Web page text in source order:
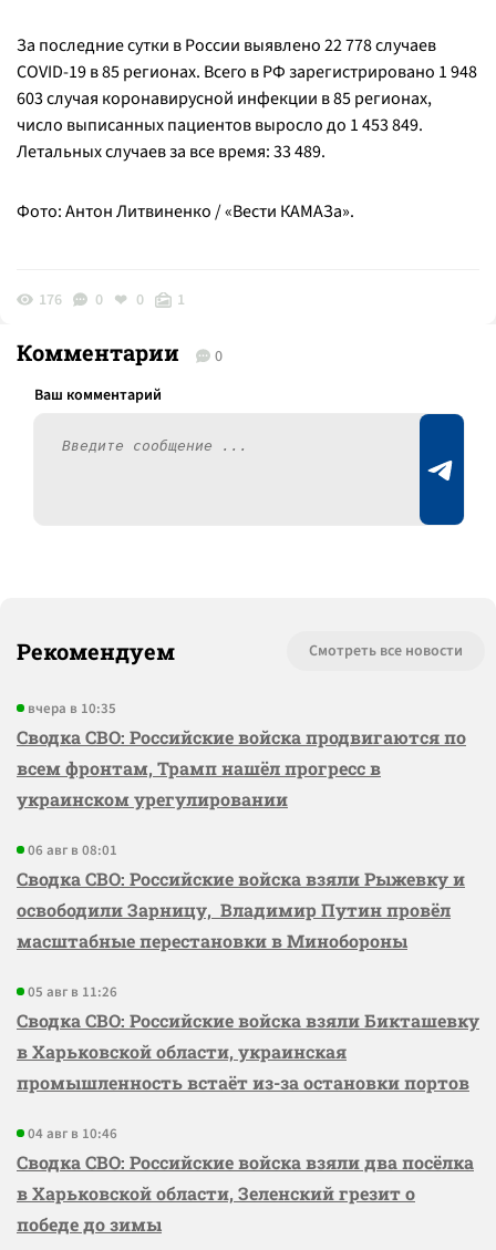
За последние сутки в России выявлено 22 778 случаев
COVID-19 в 85 регионах. Всего в РФ зарегистрировано 1 948
603 случая коронавирусной инфекции в 85 регионах,
число выписанных пациентов выросло до 1 453 849.
Летальных случаев за все время: 33 489.
Фото: Антон Литвиненко / «Вести КАМАЗа».
176 0 0 1
Комментарии 0
Рекомендуем Смотреть все новости
вчера в 10:35
Сводка СВО: Российские войска продвигаются по
всем фронтам, Трамп нашёл прогресс в
украинском урегулировании
06 авг в 08:01
Сводка СВО: Российские войска взяли Рыжевку и
освободили Зарницу, Владимир Путин провёл
масштабные перестановки в Минобороны
05 авг в 11:26
Сводка СВО: Российские войска взяли Бикташевку
в Харьковской области, украинская
промышленность встаёт из-за остановки портов
04 авг в 10:46
Сводка СВО: Российские войска взяли два посёлка
в Харьковской области, Зеленский грезит о
победе до зимы